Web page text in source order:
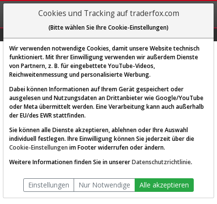
REGIS-
TRIEREN
Diese Funktion ist nur für
AKTIEN-TERMINAL
Die Aktienanalyse-Plattform von
TraderFox
Cookies und Tracking auf traderfox.com
(Bitte wählen Sie Ihre Cookie-Einstellungen)
Wir verwenden notwendige Cookies, damit unsere Website technisch
funktioniert. Mit Ihrer Einwilligung verwenden wir außerdem Dienste
von Partnern, z. B. für eingebettete YouTube-Videos,
Reichweitenmessung und personalisierte Werbung.
Dabei können Informationen auf Ihrem Gerät gespeichert oder
ausgelesen und Nutzungsdaten an Drittanbieter wie Google/YouTube
oder Meta übermittelt werden. Eine Verarbeitung kann auch außerhalb
der EU/des EWR stattfinden.
Sie können alle Dienste akzeptieren, ablehnen oder Ihre Auswahl
individuell festlegen. Ihre Einwilligung können Sie jederzeit über die
Cookie-Einstellungen im Footer widerrufen oder ändern.
Weitere Informationen finden Sie in unsererDatenschutzrichtlinie.
Einstellungen Nur Notwendige Alle akzeptieren